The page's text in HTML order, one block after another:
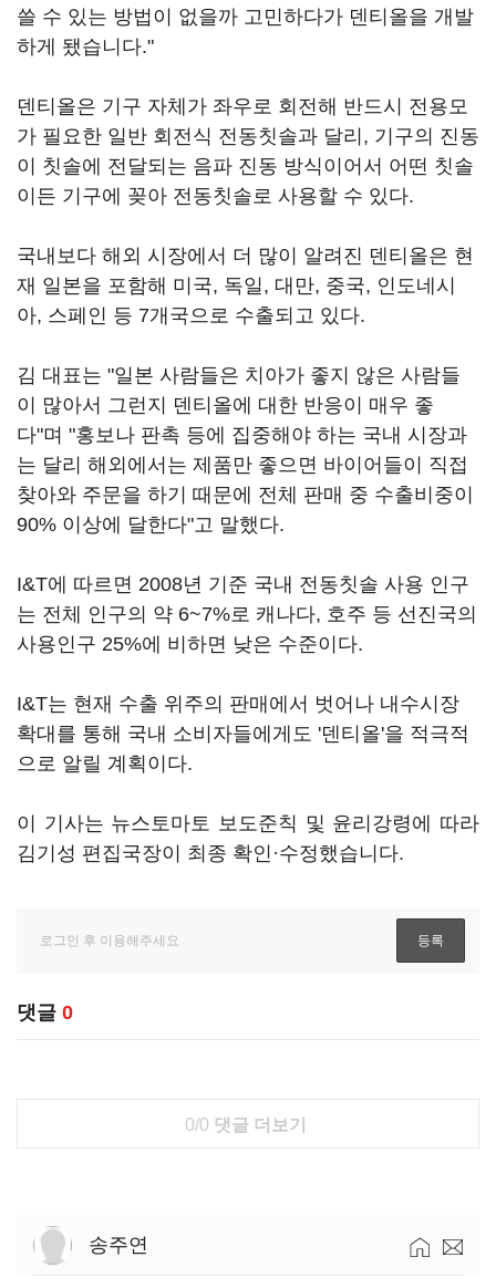
쓸 수 있는 방법이 없을까 고민하다가 덴티올을 개발
하게 됐습니다."
덴티올은 기구 자체가 좌우로 회전해 반드시 전용모
가 필요한 일반 회전식 전동칫솔과 달리, 기구의 진동
이 칫솔에 전달되는 음파 진동 방식이어서 어떤 칫솔
이든 기구에 꽂아 전동칫솔로 사용할 수 있다.
국내보다 해외 시장에서 더 많이 알려진 덴티올은 현
재 일본을 포함해 미국, 독일, 대만, 중국, 인도네시
아, 스페인 등 7개국으로 수출되고 있다.
김 대표는 "일본 사람들은 치아가 좋지 않은 사람들
이 많아서 그런지 덴티올에 대한 반응이 매우 좋
다"며 "홍보나 판촉 등에 집중해야 하는 국내 시장과
는 달리 해외에서는 제품만 좋으면 바이어들이 직접
찾아와 주문을 하기 때문에 전체 판매 중 수출비중이
90% 이상에 달한다"고 말했다.
I&T에 따르면 2008년 기준 국내 전동칫솔 사용 인구
는 전체 인구의 약 6~7%로 캐나다, 호주 등 선진국의
사용인구 25%에 비하면 낮은 수준이다.
I&T는 현재 수출 위주의 판매에서 벗어나 내수시장
확대를 통해 국내 소비자들에게도 '덴티올'을 적극적
으로 알릴 계획이다.
이 기사는 뉴스토마토 보도준칙 및 윤리강령에 따라
김기성 편집국장이 최종 확인·수정했습니다.
댓글 0
0/0 댓글 더보기
송주연